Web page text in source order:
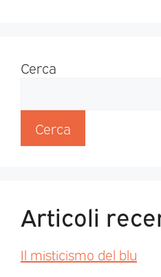
Cerca
Cerca
Articoli
Il misticismo del blu